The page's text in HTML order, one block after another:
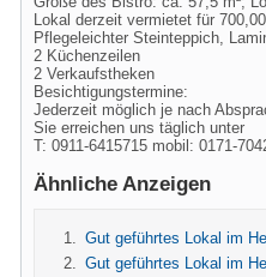
Lokal derzeit vermietet für
Pflegeleichter Steinteppich,
2 Küchenzeilen
2 Verkaufstheken
Besichtigungstermine:
Jederzeit möglich je nach
Sie erreichen uns täglich unter
T: 0911-6415715 mobil: 0171-
Ähnliche Anzeigen
Gut geführtes Lokal im
Gut geführtes Lokal im